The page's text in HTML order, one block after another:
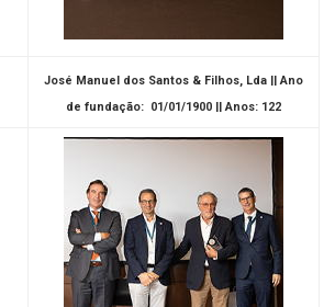
José Manuel dos Santos & Filhos, Lda || Ano
de fundação: 01/01/1900 || Anos: 122